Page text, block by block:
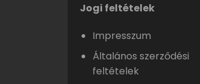
Jogi feltételek
Impresszum
Általános szerződési
feltételek